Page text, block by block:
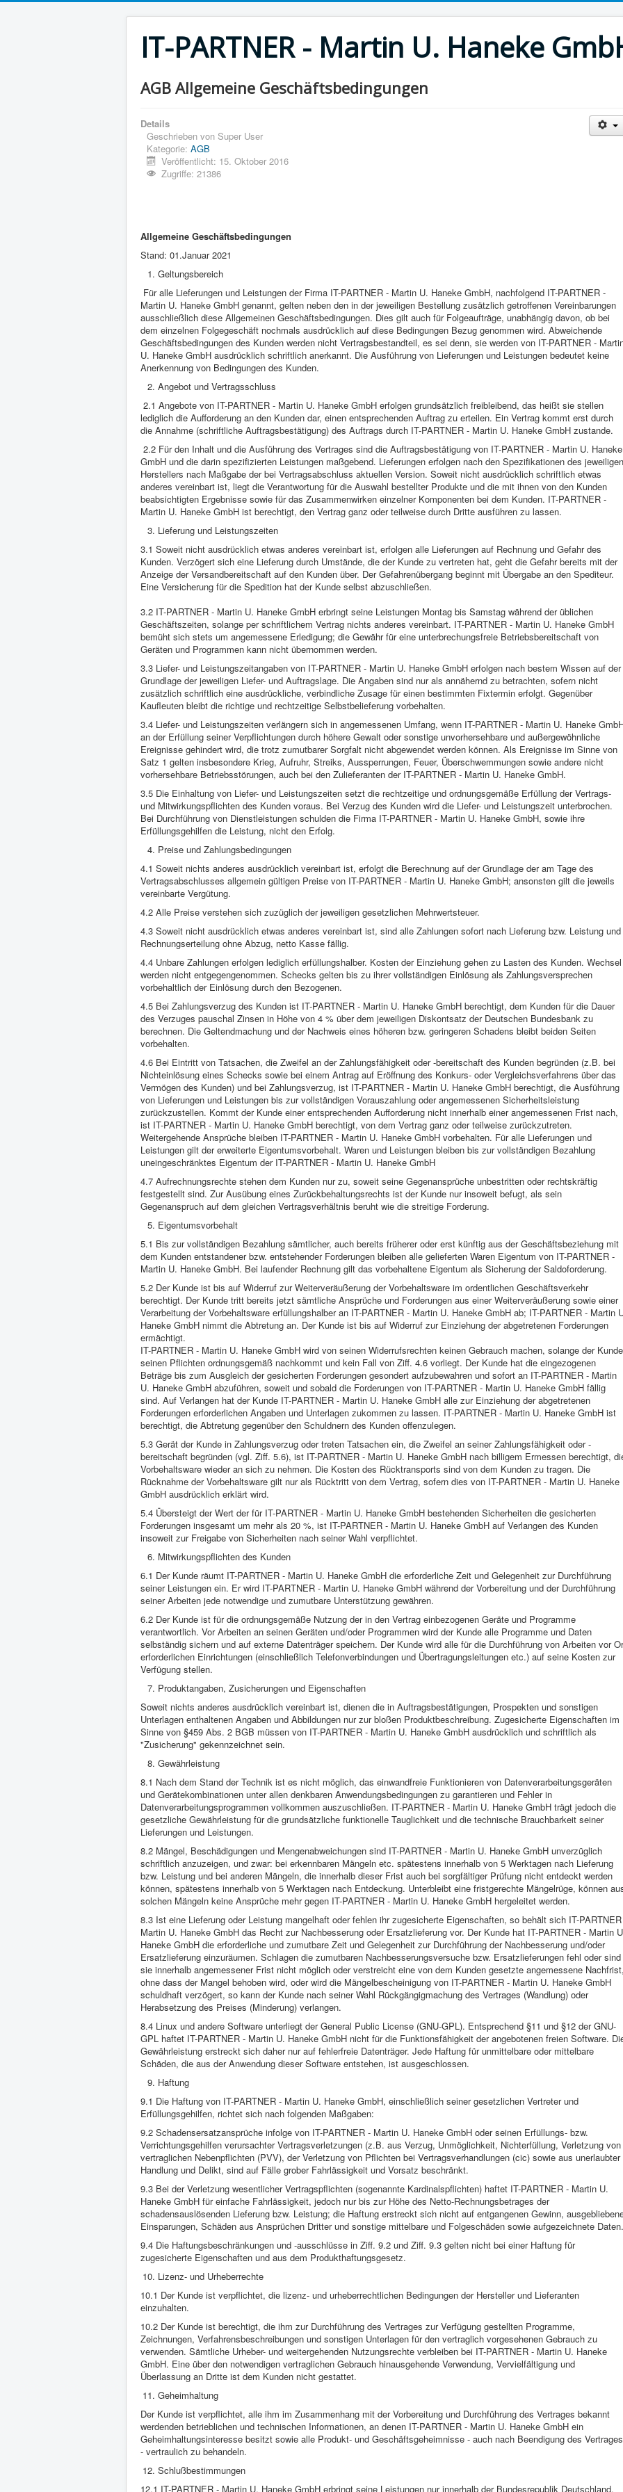
IT-PARTNER - Martin U. Haneke
AGB Allgemeine Geschäftsbedingungen
Details
Geschrieben von Super User
Kategorie: AGB
Veröffentlicht: 15. Oktober 2016
Zugriffe: 21386
Allgemeine Geschäftsbedingungen
Stand: 01.Januar 2021
Geltungsbereich
Für alle Lieferungen und Leistungen der Firma IT-PARTNER - Martin U. Haneke GmbH, nachfolgend IT-PARTNER -
Martin U. Haneke GmbH genannt, gelten neben den in der jeweiligen Bestellung zusätzlich getroffenen Vereinbarungen
ausschließlich diese Allgemeinen Geschäftsbedingungen. Dies gilt auch für Folgeaufträge, unabhängig davon, ob bei
dem einzelnen Folgegeschäft nochmals ausdrücklich auf diese Bedingungen Bezug genommen wird. Abweichende
Geschäftsbedingungen des Kunden werden nicht Vertragsbestandteil, es sei denn, sie werden von IT-PARTNER -
U. Haneke GmbH ausdrücklich schriftlich anerkannt. Die Ausführung von Lieferungen und Leistungen bedeutet keine
Anerkennung von Bedingungen des Kunden.
Angebot und Vertragsschluss
2.1 Angebote von IT-PARTNER - Martin U. Haneke GmbH erfolgen grundsätzlich freibleibend, das heißt sie stellen
lediglich die Aufforderung an den Kunden dar, einen entsprechenden Auftrag zu erteilen. Ein Vertrag kommt erst durch
die Annahme (schriftliche Auftragsbestätigung) des Auftrags durch IT-PARTNER - Martin U. Haneke GmbH zustande.
2.2 Für den Inhalt und die Ausführung des Vertrages sind die Auftragsbestätigung von IT-PARTNER - Martin U. Haneke
GmbH und die darin spezifizierten Leistungen maßgebend. Lieferungen erfolgen nach den Spezifikationen des jeweiligen
Herstellers nach Maßgabe der bei Vertragsabschluss aktuellen Version. Soweit nicht ausdrücklich schriftlich etwas
anderes vereinbart ist, liegt die Verantwortung für die Auswahl bestellter Produkte und die mit ihnen von den Kunden
beabsichtigten Ergebnisse sowie für das Zusammenwirken einzelner Komponenten bei dem Kunden. IT-PARTNER -
Martin U. Haneke GmbH ist berechtigt, den Vertrag ganz oder teilweise durch Dritte ausführen zu lassen.
Lieferung und Leistungszeiten
3.1 Soweit nicht ausdrücklich etwas anderes vereinbart ist, erfolgen alle Lieferungen auf Rechnung und Gefahr des
Kunden. Verzögert sich eine Lieferung durch Umstände, die der Kunde zu vertreten hat, geht die Gefahr bereits mit der
Anzeige der Versandbereitschaft auf den Kunden über. Der Gefahrenübergang beginnt mit Übergabe an den Spediteur.
Eine Versicherung für die Spedition hat der Kunde selbst abzuschließen.
3.2 IT-PARTNER - Martin U. Haneke GmbH erbringt seine Leistungen Montag bis Samstag während der üblichen
Geschäftszeiten, solange per schriftlichem Vertrag nichts anderes vereinbart. IT-PARTNER - Martin U. Haneke GmbH
bemüht sich stets um angemessene Erledigung; die Gewähr für eine unterbrechungsfreie Betriebsbereitschaft von
Geräten und Programmen kann nicht übernommen werden.
3.3 Liefer- und Leistungszeitangaben von IT-PARTNER - Martin U. Haneke GmbH erfolgen nach bestem Wissen auf der
Grundlage der jeweiligen Liefer- und Auftragslage. Die Angaben sind nur als annähernd zu betrachten, sofern nicht
zusätzlich schriftlich eine ausdrückliche, verbindliche Zusage für einen bestimmten Fixtermin erfolgt. Gegenüber
Kaufleuten bleibt die richtige und rechtzeitige Selbstbelieferung vorbehalten.
3.4 Liefer- und Leistungszeiten verlängern sich in angemessenen Umfang, wenn IT-PARTNER - Martin U. Haneke
an der Erfüllung seiner Verpflichtungen durch höhere Gewalt oder sonstige unvorhersehbare und außergewöhnliche
Ereignisse gehindert wird, die trotz zumutbarer Sorgfalt nicht abgewendet werden können. Als Ereignisse im Sinne von
Satz 1 gelten insbesondere Krieg, Aufruhr, Streiks, Aussperrungen, Feuer, Überschwemmungen sowie andere nicht
vorhersehbare Betriebsstörungen, auch bei den Zulieferanten der IT-PARTNER - Martin U. Haneke GmbH.
3.5 Die Einhaltung von Liefer- und Leistungszeiten setzt die rechtzeitige und ordnungsgemäße Erfüllung der Vertrags-
und Mitwirkungspflichten des Kunden voraus. Bei Verzug des Kunden wird die Liefer- und Leistungszeit unterbrochen.
Bei Durchführung von Dienstleistungen schulden die Firma IT-PARTNER - Martin U. Haneke GmbH, sowie ihre
Erfüllungsgehilfen die Leistung, nicht den Erfolg.
Preise und Zahlungsbedingungen
4.1 Soweit nichts anderes ausdrücklich vereinbart ist, erfolgt die Berechnung auf der Grundlage der am Tage des
Vertragsabschlusses allgemein gültigen Preise von IT-PARTNER - Martin U. Haneke GmbH; ansonsten gilt die jeweils
vereinbarte Vergütung.
4.2 Alle Preise verstehen sich zuzüglich der jeweiligen gesetzlichen Mehrwertsteuer.
4.3 Soweit nicht ausdrücklich etwas anderes vereinbart ist, sind alle Zahlungen sofort nach Lieferung bzw. Leistung und
Rechnungserteilung ohne Abzug, netto Kasse fällig.
4.4 Unbare Zahlungen erfolgen lediglich erfüllungshalber. Kosten der Einziehung gehen zu Lasten des Kunden. Wechsel
werden nicht entgegengenommen. Schecks gelten bis zu ihrer vollständigen Einlösung als Zahlungsversprechen
vorbehaltlich der Einlösung durch den Bezogenen.
4.5 Bei Zahlungsverzug des Kunden ist IT-PARTNER - Martin U. Haneke GmbH berechtigt, dem Kunden für die Dauer
des Verzuges pauschal Zinsen in Höhe von 4 % über dem jeweiligen Diskontsatz der Deutschen Bundesbank zu
berechnen. Die Geltendmachung und der Nachweis eines höheren bzw. geringeren Schadens bleibt beiden Seiten
vorbehalten.
4.6 Bei Eintritt von Tatsachen, die Zweifel an der Zahlungsfähigkeit oder -bereitschaft des Kunden begründen (z.B. bei
Nichteinlösung eines Schecks sowie bei einem Antrag auf Eröffnung des Konkurs- oder Vergleichsverfahrens über das
Vermögen des Kunden) und bei Zahlungsverzug, ist IT-PARTNER - Martin U. Haneke GmbH berechtigt, die Ausführung
von Lieferungen und Leistungen bis zur vollständigen Vorauszahlung oder angemessenen Sicherheitsleistung
zurückzustellen. Kommt der Kunde einer entsprechenden Aufforderung nicht innerhalb einer angemessenen Frist nach,
ist IT-PARTNER - Martin U. Haneke GmbH berechtigt, von dem Vertrag ganz oder teilweise zurückzutreten.
Weitergehende Ansprüche bleiben IT-PARTNER - Martin U. Haneke GmbH vorbehalten. Für alle Lieferungen und
Leistungen gilt der erweiterte Eigentumsvorbehalt. Waren und Leistungen bleiben bis zur vollständigen Bezahlung
uneingeschränktes Eigentum der IT-PARTNER - Martin U. Haneke GmbH
4.7 Aufrechnungsrechte stehen dem Kunden nur zu, soweit seine Gegenansprüche unbestritten oder rechtskräftig
festgestellt sind. Zur Ausübung eines Zurückbehaltungsrechts ist der Kunde nur insoweit befugt, als sein
Gegenanspruch auf dem gleichen Vertragsverhältnis beruht wie die streitige Forderung.
Eigentumsvorbehalt
5.1 Bis zur vollständigen Bezahlung sämtlicher, auch bereits früherer oder erst künftig aus der Geschäftsbeziehung mit
dem Kunden entstandener bzw. entstehender Forderungen bleiben alle gelieferten Waren Eigentum von IT-PARTNER -
Martin U. Haneke GmbH. Bei laufender Rechnung gilt das vorbehaltene Eigentum als Sicherung der Saldoforderung.
5.2 Der Kunde ist bis auf Widerruf zur Weiterveräußerung der Vorbehaltsware im ordentlichen Geschäftsverkehr
berechtigt. Der Kunde tritt bereits jetzt sämtliche Ansprüche und Forderungen aus einer Weiterveräußerung sowie einer
Verarbeitung der Vorbehaltsware erfüllungshalber an IT-PARTNER - Martin U. Haneke GmbH ab; IT-PARTNER - Martin
Haneke GmbH nimmt die Abtretung an. Der Kunde ist bis auf Widerruf zur Einziehung der abgetretenen Forderungen
ermächtigt.
IT-PARTNER - Martin U. Haneke GmbH wird von seinen Widerrufsrechten keinen Gebrauch machen, solange der Kunde
seinen Pflichten ordnungsgemäß nachkommt und kein Fall von Ziff. 4.6 vorliegt. Der Kunde hat die eingezogenen
Beträge bis zum Ausgleich der gesicherten Forderungen gesondert aufzubewahren und sofort an IT-PARTNER - Martin
U. Haneke GmbH abzuführen, soweit und sobald die Forderungen von IT-PARTNER - Martin U. Haneke GmbH fällig
sind. Auf Verlangen hat der Kunde IT-PARTNER - Martin U. Haneke GmbH alle zur Einziehung der abgetretenen
Forderungen erforderlichen Angaben und Unterlagen zukommen zu lassen. IT-PARTNER - Martin U. Haneke GmbH ist
berechtigt, die Abtretung gegenüber den Schuldnern des Kunden offenzulegen.
5.3 Gerät der Kunde in Zahlungsverzug oder treten Tatsachen ein, die Zweifel an seiner Zahlungsfähigkeit oder -
bereitschaft begründen (vgl. Ziff. 5.6), ist IT-PARTNER - Martin U. Haneke GmbH nach billigem Ermessen berechtigt,
Vorbehaltsware wieder an sich zu nehmen. Die Kosten des Rücktransports sind von dem Kunden zu tragen. Die
Rücknahme der Vorbehaltsware gilt nur als Rücktritt von dem Vertrag, sofern dies von IT-PARTNER - Martin U. Haneke
GmbH ausdrücklich erklärt wird.
5.4 Übersteigt der Wert der für IT-PARTNER - Martin U. Haneke GmbH bestehenden Sicherheiten die gesicherten
Forderungen insgesamt um mehr als 20 %, ist IT-PARTNER - Martin U. Haneke GmbH auf Verlangen des Kunden
insoweit zur Freigabe von Sicherheiten nach seiner Wahl verpflichtet.
Mitwirkungspflichten des Kunden
6.1 Der Kunde räumt IT-PARTNER - Martin U. Haneke GmbH die erforderliche Zeit und Gelegenheit zur Durchführung
seiner Leistungen ein. Er wird IT-PARTNER - Martin U. Haneke GmbH während der Vorbereitung und der Durchführung
seiner Arbeiten jede notwendige und zumutbare Unterstützung gewähren.
6.2 Der Kunde ist für die ordnungsgemäße Nutzung der in den Vertrag einbezogenen Geräte und Programme
verantwortlich. Vor Arbeiten an seinen Geräten und/oder Programmen wird der Kunde alle Programme und Daten
selbständig sichern und auf externe Datenträger speichern. Der Kunde wird alle für die Durchführung von Arbeiten vor
erforderlichen Einrichtungen (einschließlich Telefonverbindungen und Übertragungsleitungen etc.) auf seine Kosten zur
Verfügung stellen.
Produktangaben, Zusicherungen und Eigenschaften
Soweit nichts anderes ausdrücklich vereinbart ist, dienen die in Auftragsbestätigungen, Prospekten und sonstigen
Unterlagen enthaltenen Angaben und Abbildungen nur zur bloßen Produktbeschreibung. Zugesicherte Eigenschaften im
Sinne von §459 Abs. 2 BGB müssen von IT-PARTNER - Martin U. Haneke GmbH ausdrücklich und schriftlich als
"Zusicherung" gekennzeichnet sein.
Gewährleistung
8.1 Nach dem Stand der Technik ist es nicht möglich, das einwandfreie Funktionieren von Datenverarbeitungsgeräten
und Gerätekombinationen unter allen denkbaren Anwendungsbedingungen zu garantieren und Fehler in
Datenverarbeitungsprogrammen vollkommen auszuschließen. IT-PARTNER - Martin U. Haneke GmbH trägt jedoch die
gesetzliche Gewährleistung für die grundsätzliche funktionelle Tauglichkeit und die technische Brauchbarkeit seiner
Lieferungen und Leistungen.
8.2 Mängel, Beschädigungen und Mengenabweichungen sind IT-PARTNER - Martin U. Haneke GmbH unverzüglich
schriftlich anzuzeigen, und zwar: bei erkennbaren Mängeln etc. spätestens innerhalb von 5 Werktagen nach Lieferung
bzw. Leistung und bei anderen Mängeln, die innerhalb dieser Frist auch bei sorgfältiger Prüfung nicht entdeckt werden
können, spätestens innerhalb von 5 Werktagen nach Entdeckung. Unterbleibt eine fristgerechte Mängelrüge, können
solchen Mängeln keine Ansprüche mehr gegen IT-PARTNER - Martin U. Haneke GmbH hergeleitet werden.
8.3 Ist eine Lieferung oder Leistung mangelhaft oder fehlen ihr zugesicherte Eigenschaften, so behält sich IT-
Martin U. Haneke GmbH das Recht zur Nachbesserung oder Ersatzlieferung vor. Der Kunde hat IT-PARTNER - Martin
Haneke GmbH die erforderliche und zumutbare Zeit und Gelegenheit zur Durchführung der Nachbesserung und/oder
Ersatzlieferung einzuräumen. Schlagen die zumutbaren Nachbesserungsversuche bzw. Ersatzlieferungen fehl oder sind
sie innerhalb angemessener Frist nicht möglich oder verstreicht eine von dem Kunden gesetzte angemessene
ohne dass der Mangel behoben wird, oder wird die Mängelbescheinigung von IT-PARTNER - Martin U. Haneke GmbH
schuldhaft verzögert, so kann der Kunde nach seiner Wahl Rückgängigmachung des Vertrages (Wandlung) oder
Herabsetzung des Preises (Minderung) verlangen.
8.4 Linux und andere Software unterliegt der General Public License (GNU-GPL). Entsprechend §11 und §12 der GNU-
GPL haftet IT-PARTNER - Martin U. Haneke GmbH nicht für die Funktionsfähigkeit der angebotenen freien Software.
Gewährleistung erstreckt sich daher nur auf fehlerfreie Datenträger. Jede Haftung für unmittelbare oder mittelbare
Schäden, die aus der Anwendung dieser Software entstehen, ist ausgeschlossen.
Haftung
9.1 Die Haftung von IT-PARTNER - Martin U. Haneke GmbH, einschließlich seiner gesetzlichen Vertreter und
Erfüllungsgehilfen, richtet sich nach folgenden Maßgaben:
9.2 Schadensersatzansprüche infolge von IT-PARTNER - Martin U. Haneke GmbH oder seinen Erfüllungs- bzw.
Verrichtungsgehilfen verursachter Vertragsverletzungen (z.B. aus Verzug, Unmöglichkeit, Nichterfüllung, Verletzung von
vertraglichen Nebenpflichten (PVV), der Verletzung von Pflichten bei Vertragsverhandlungen (cic) sowie aus unerlaubter
Handlung und Delikt, sind auf Fälle grober Fahrlässigkeit und Vorsatz beschränkt.
9.3 Bei der Verletzung wesentlicher Vertragspflichten (sogenannte Kardinalspflichten) haftet IT-PARTNER - Martin U.
Haneke GmbH für einfache Fahrlässigkeit, jedoch nur bis zur Höhe des Netto-Rechnungsbetrages der
schadensauslösenden Lieferung bzw. Leistung; die Haftung erstreckt sich nicht auf entgangenen Gewinn,
Einsparungen, Schäden aus Ansprüchen Dritter und sonstige mittelbare und Folgeschäden sowie aufgezeichnete Daten.
9.4 Die Haftungsbeschränkungen und -ausschlüsse in Ziff. 9.2 und Ziff. 9.3 gelten nicht bei einer Haftung für
zugesicherte Eigenschaften und aus dem Produkthaftungsgesetz.
Lizenz- und Urheberrechte
10.1 Der Kunde ist verpflichtet, die lizenz- und urheberrechtlichen Bedingungen der Hersteller und Lieferanten
einzuhalten.
10.2 Der Kunde ist berechtigt, die ihm zur Durchführung des Vertrages zur Verfügung gestellten Programme,
Zeichnungen, Verfahrensbeschreibungen und sonstigen Unterlagen für den vertraglich vorgesehenen Gebrauch zu
verwenden. Sämtliche Urheber- und weitergehenden Nutzungsrechte verbleiben bei IT-PARTNER - Martin U. Haneke
GmbH. Eine über den notwendigen vertraglichen Gebrauch hinausgehende Verwendung, Vervielfältigung und
Überlassung an Dritte ist dem Kunden nicht gestattet.
Geheimhaltung
Der Kunde ist verpflichtet, alle ihm im Zusammenhang mit der Vorbereitung und Durchführung des Vertrages bekannt
werdenden betrieblichen und technischen Informationen, an denen IT-PARTNER - Martin U. Haneke GmbH ein
Geheimhaltungsinteresse besitzt sowie alle Produkt- und Geschäftsgeheimnisse - auch nach Beendigung des Vertrages
- vertraulich zu behandeln.
Schlußbestimmungen
12.1 IT-PARTNER - Martin U. Haneke GmbH erbringt seine Leistungen nur innerhalb der Bundesrepublik Deutschland.